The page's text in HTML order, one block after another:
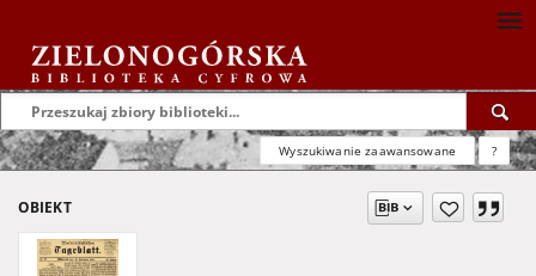
Wyszukiwanie zaawansowane ?
OBIEKT